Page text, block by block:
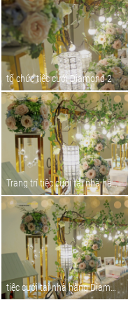
tổ chức tiệc cưới Diamond 2
Trang trí tiệc cưới tại nhà hàng Diamond 2
tiệc cưới tại nhà hàng Diamond 2